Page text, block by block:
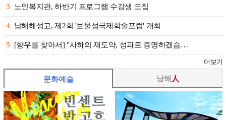
3 노인복지관, 하반기 프로그램 수강생 모집
4 남해해성고, 제2회 '보물섬국제학술포럼' 개최
5 [향우를 찾아서] "사하의 재도약, 성과로 증명하겠습…
더보기
문화예술 남해 人